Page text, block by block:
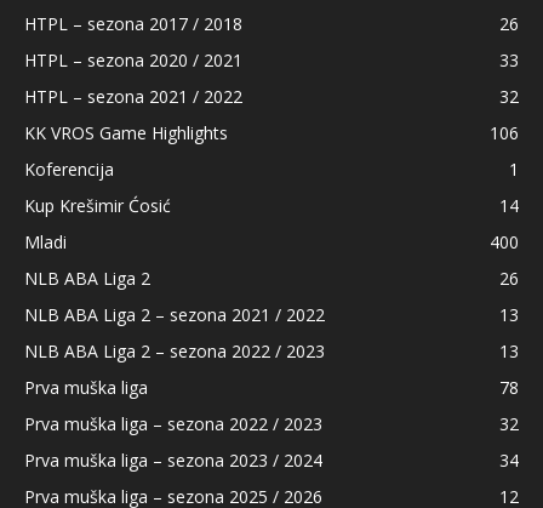
HTPL – sezona 2017 / 2018
26
HTPL – sezona 2020 / 2021
33
HTPL – sezona 2021 / 2022
32
KK VROS Game Highlights
106
Koferencija
1
Kup Krešimir Ćosić
14
Mladi
400
NLB ABA Liga 2
26
NLB ABA Liga 2 – sezona 2021 / 2022
13
NLB ABA Liga 2 – sezona 2022 / 2023
13
Prva muška liga
78
Prva muška liga – sezona 2022 / 2023
32
Prva muška liga – sezona 2023 / 2024
34
Prva muška liga – sezona 2025 / 2026
12